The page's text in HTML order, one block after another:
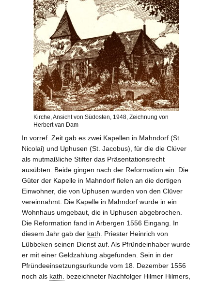
Kirche, Ansicht von Südosten, 1948, Zeichnung von
Herbert van Dam
In vorref. Zeit gab es zwei Kapellen in Mahndorf (St.
Nicolai) und Uphusen (St. Jacobus), für die die Clüver
als mutmaßliche Stifter das Präsentationsrecht
ausübten. Beide gingen nach der Reformation ein. Die
Güter der Kapelle in Mahndorf fielen an die dortigen
Einwohner, die von Uphusen wurden von den Clüver
vereinnahmt. Die Kapelle in Mahndorf wurde in ein
Wohnhaus umgebaut, die in Uphusen abgebrochen.
Die Reformation fand in Arbergen 1556 Eingang. In
diesem Jahr gab der kath.
Priester Heinrich von
Lübbeken seinen Dienst auf. Als Pfründeinhaber wurde
er mit einer Geldzahlung abgefunden. Sein in der
Pfründeeinsetzungsurkunde vom 18. Dezember 1556
noch als kath.
bezeichneter Nachfolger Hilmer Hilmers,